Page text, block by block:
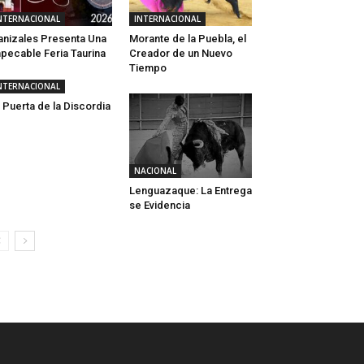
Presenta Una
Feria Taurina
INTERNACIONAL
Morante de la Puebla, el
Creador de un Nuevo
Tiempo
Puerta de la Discordia
NACIONAL
Lenguazaque: La Entrega
se Evidencia